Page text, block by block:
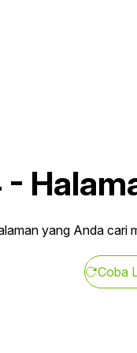
-
yang Anda cari
Coba